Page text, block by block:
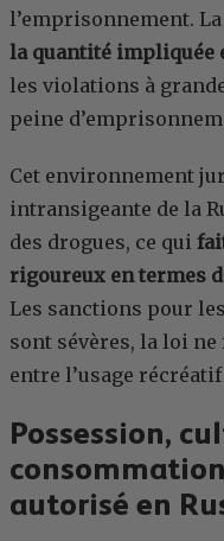
l’emprisonnement. La
la quantité impliquée
les violations à
peine
Cet environnement
intransigeante de la
des drogues, ce qui
rigoureux en termes
Les sanctions pour
sont sévères, la loi
entre l’usage
Possession,
consommation
autorisé en